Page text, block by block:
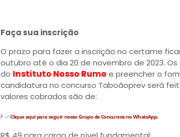
Faça sua inscrição
O prazo para fazer a inscrição no certame
outubro até o dia 20 de novembro de 2023.
do Instituto Nosso Rumo e preencher o
candidatura no concurso Taboãoprev será
valores cobrados são de:
✅Clique aqui para seguir nosso Grupo de Concursos no WhatsApp.